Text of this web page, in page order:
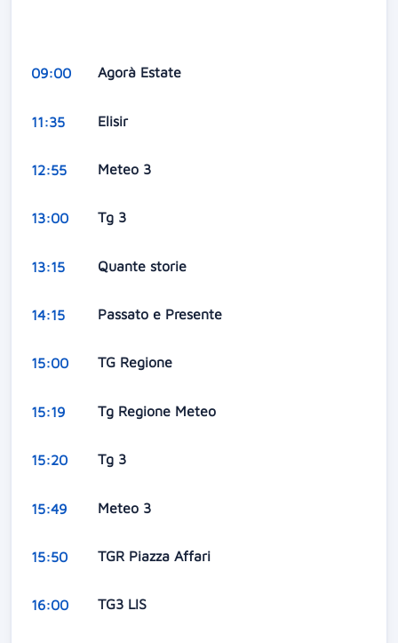
09:00 Agorà Estate
11:35 Elisir
12:55 Meteo 3
13:00 Tg 3
13:15 Quante storie
14:15 Passato e Presente
15:00 TG Regione
15:19 Tg Regione Meteo
15:20 Tg 3
15:49 Meteo 3
15:50 TGR Piazza Affari
16:00 TG3 LIS